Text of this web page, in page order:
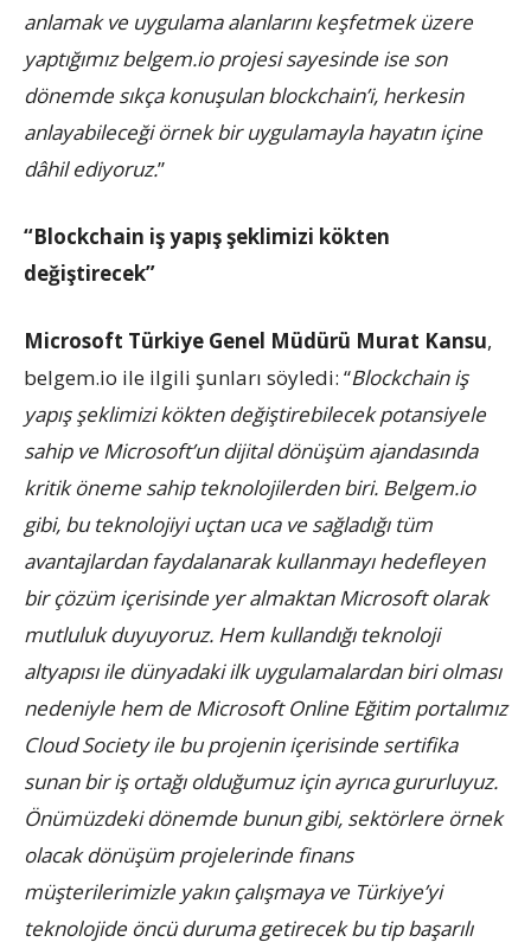
anlamak ve uygulama alanlarını keşfetmek üzere
yaptığımız belgem.io projesi sayesinde ise son
dönemde sıkça konuşulan blockchain’i, herkesin
anlayabileceği örnek bir uygulamayla hayatın içine
dâhil ediyoruz.”
“Blockchain iş yapış şeklimizi kökten
değiştirecek”
Microsoft Türkiye Genel Müdürü Murat Kansu,
belgem.io ile ilgili şunları söyledi: “Blockchain iş
yapış şeklimizi kökten değiştirebilecek potansiyele
sahip ve Microsoft’un dijital dönüşüm ajandasında
kritik öneme sahip teknolojilerden biri. Belgem.io
gibi, bu teknolojiyi uçtan uca ve sağladığı tüm
avantajlardan faydalanarak kullanmayı hedefleyen
bir çözüm içerisinde yer almaktan Microsoft olarak
mutluluk duyuyoruz. Hem kullandığı teknoloji
altyapısı ile dünyadaki ilk uygulamalardan biri olması
nedeniyle hem de Microsoft Online Eğitim portalımız
Cloud Society ile bu projenin içerisinde sertifika
sunan bir iş ortağı olduğumuz için ayrıca gururluyuz.
Önümüzdeki dönemde bunun gibi, sektörlere örnek
olacak dönüşüm projelerinde finans
müşterilerimizle yakın çalışmaya ve Türkiye’yi
teknolojide öncü duruma getirecek bu tip başarılı